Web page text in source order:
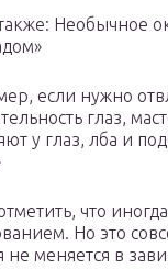
Необычное
если нужно
глаз,
у глаз, лба и
что
Но это
не меняется в